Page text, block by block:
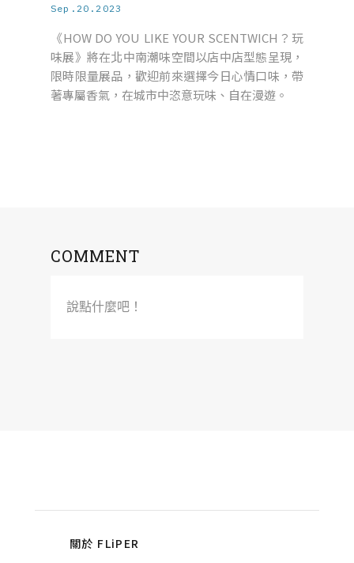
Sep.20.2023
《HOW DO YOU LIKE YOUR SCENTWICH？玩
味展》將在北中南潮味空間以店中店型態呈現，
限時限量展品，歡迎前來選擇今日心情口味，帶
著專屬香氣，在城市中恣意玩味、自在漫遊。
COMMENT
說點什麼吧！
關於 FLiPER